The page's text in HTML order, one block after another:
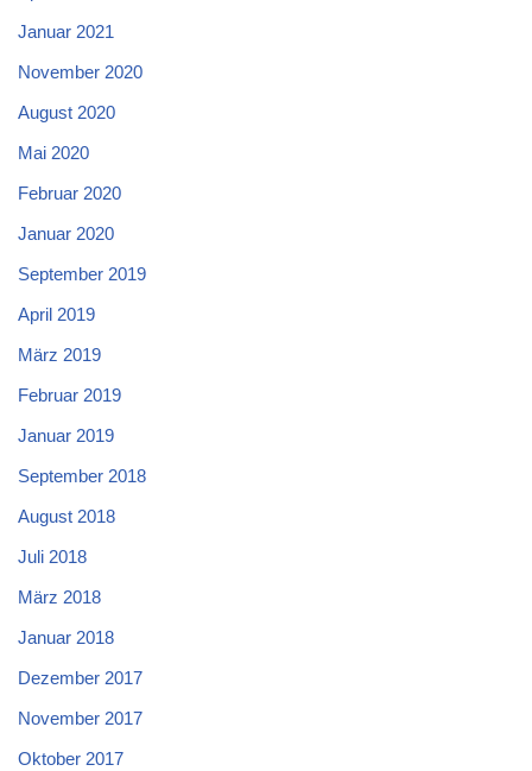
Januar 2021
November 2020
August 2020
Mai 2020
Februar 2020
Januar 2020
September 2019
April 2019
März 2019
Februar 2019
Januar 2019
September 2018
August 2018
Juli 2018
März 2018
Januar 2018
Dezember 2017
November 2017
Oktober 2017